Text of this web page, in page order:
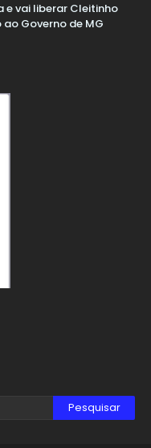
e vai liberar Cleitinho
Governo de MG